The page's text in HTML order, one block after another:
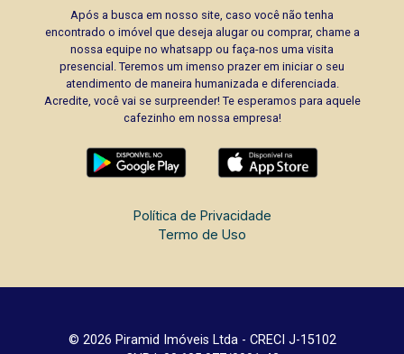
Após a busca em nosso site, caso você não tenha
encontrado o imóvel que deseja alugar ou comprar, chame a
nossa equipe no whatsapp ou faça-nos uma visita
presencial. Teremos um imenso prazer em iniciar o seu
atendimento de maneira humanizada e diferenciada.
Acredite, você vai se surpreender! Te esperamos para aquele
cafezinho em nossa empresa!
Política de Privacidade
Termo de Uso
© 2026 Piramid Imóveis Ltda - CRECI J-15102